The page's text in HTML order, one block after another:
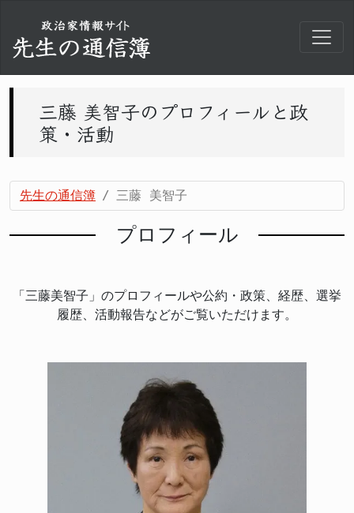
三藤 美智子のプロフィールと政
策・活動
先生の通信簿 三藤 美智子
プロフィール
「三藤美智子」のプロフィールや公約・政策、経歴、選挙
履歴、活動報告などがご覧いただけます。